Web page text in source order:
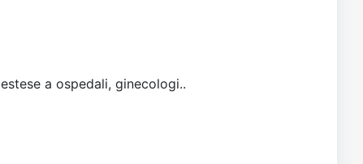
a ospedali, ginecologi..